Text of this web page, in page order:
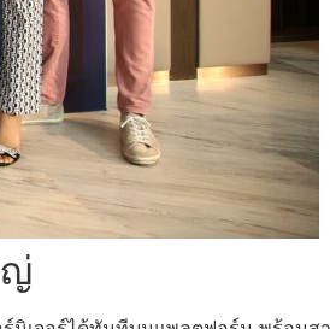
ญ่